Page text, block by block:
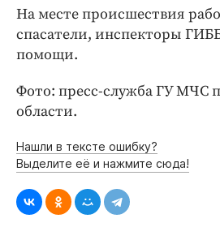
Работодатель года
На месте происшествия
спасатели, инспекторы
помощи.
Фото: пресс-служба ГУ МЧС
области.
Нашли в тексте ошибку?
Выделите её и нажмите сюда!